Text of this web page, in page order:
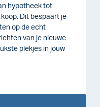
hypotheek tot
Dit bespaart je
op de echt
van je nieuwe
plekjes in jouw